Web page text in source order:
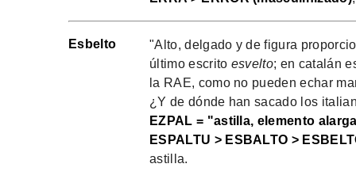
Esbelto
"Alto, delgado y de figura
último escrito esvelto; en catalán
la RAE, como no pueden echar
¿Y de dónde han sacado los
EZPAL = "astilla, elemento
ESPALTU > ESBALTO >
astilla.